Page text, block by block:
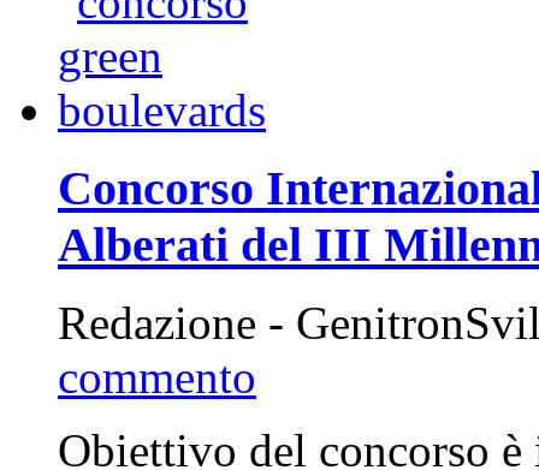
Concorso
Alberati del III
Redazione -
commento
Obiettivo del concorso